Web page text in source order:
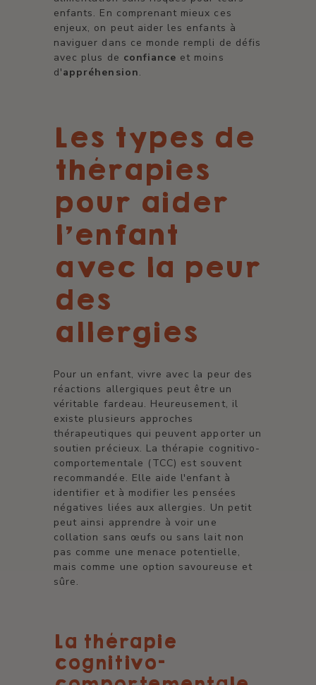
enfants. En comprenant mieux ces
enjeux, on peut aider les enfants à
naviguer dans ce monde rempli de défis
avec plus de confiance et moins
d'appréhension.
Les types de
thérapies
pour aider
l'enfant
avec la peur
des
allergies
Pour un enfant, vivre avec la peur des
réactions allergiques peut être un
véritable fardeau. Heureusement, il
existe plusieurs approches
thérapeutiques qui peuvent apporter un
soutien précieux. La thérapie cognitivo-
comportementale (TCC) est souvent
recommandée. Elle aide l'enfant à
identifier et à modifier les pensées
négatives liées aux allergies. Un petit
peut ainsi apprendre à voir une
collation sans œufs ou sans lait non
pas comme une menace potentielle,
mais comme une option savoureuse et
sûre.
La thérapie
cognitivo-